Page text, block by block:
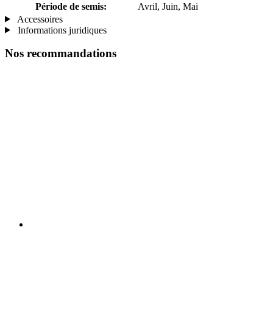
Période de semis:
Avril, Juin, Mai
Accessoires
Informations juridiques
Nos recommandations